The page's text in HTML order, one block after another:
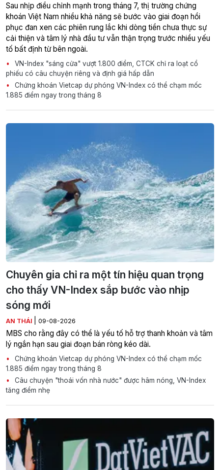
Sau nhịp điều chỉnh mạnh trong tháng 7, thị trường chứng
khoán Việt Nam nhiều khả năng sẽ bước vào giai đoạn hồi
phục đan xen các phiên rung lắc khi dòng tiền chưa thực sự
cải thiện và tâm lý nhà đầu tư vẫn thận trọng trước nhiều yếu
tố bất định từ bên ngoài.
VN-Index "sáng cửa" vượt 1.800 điểm, CTCK chỉ ra loạt cổ
phiếu có câu chuyện riêng và định giá hấp dẫn
Chứng khoán Vietcap dự phóng VN-Index có thể chạm mốc
1.885 điểm ngay trong tháng 8
Chuyên gia chỉ ra một tín hiệu quan trọng
cho thấy VN-Index sắp bước vào nhịp
sóng mới
AN THÁI 09-08-2026
MBS cho rằng đây có thể là yếu tố hỗ trợ thanh khoản và tâm
lý ngắn hạn sau giai đoạn bán ròng kéo dài.
Chứng khoán Vietcap dự phóng VN-Index có thể chạm mốc
1.885 điểm ngay trong tháng 8
Câu chuyện "thoái vốn nhà nước" được hâm nóng, VN-Index
tăng điểm nhẹ